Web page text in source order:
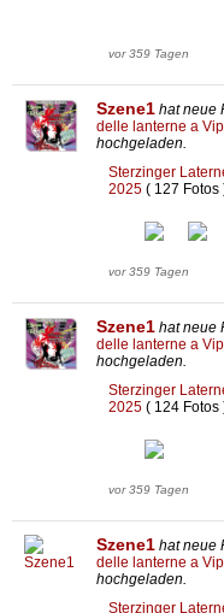
vor 359 Tagen
Szene1 hat neue
delle lanterne a
hochgeladen.
Sterzinger
2025 ( 127 Fotos
vor 359 Tagen
Szene1 hat neue
delle lanterne a
hochgeladen.
Sterzinger
2025 ( 124 Fotos
vor 359 Tagen
Szene1 hat neue
delle lanterne a
hochgeladen.
Sterzinger